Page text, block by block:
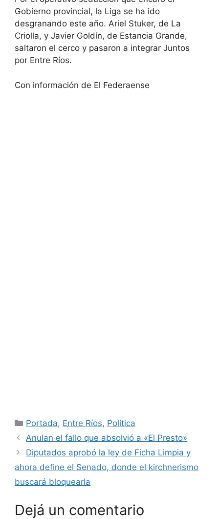
Gobierno provincial, la Liga se ha ido
desgranando este año. Ariel Stuker, de La
Criolla, y Javier Goldín, de Estancia Grande,
saltaron el cerco y pasaron a integrar Juntos
por Entre Ríos.
Con información de El Federaense
Categorías
Portada, Entre Ríos, Política
Anulan el fallo que absolvió a «El Presto»
Diputados aprobó la ley de Ficha Limpia y
ahora define el Senado, donde el kirchnerismo
buscará bloquearla
Dejá un comentario